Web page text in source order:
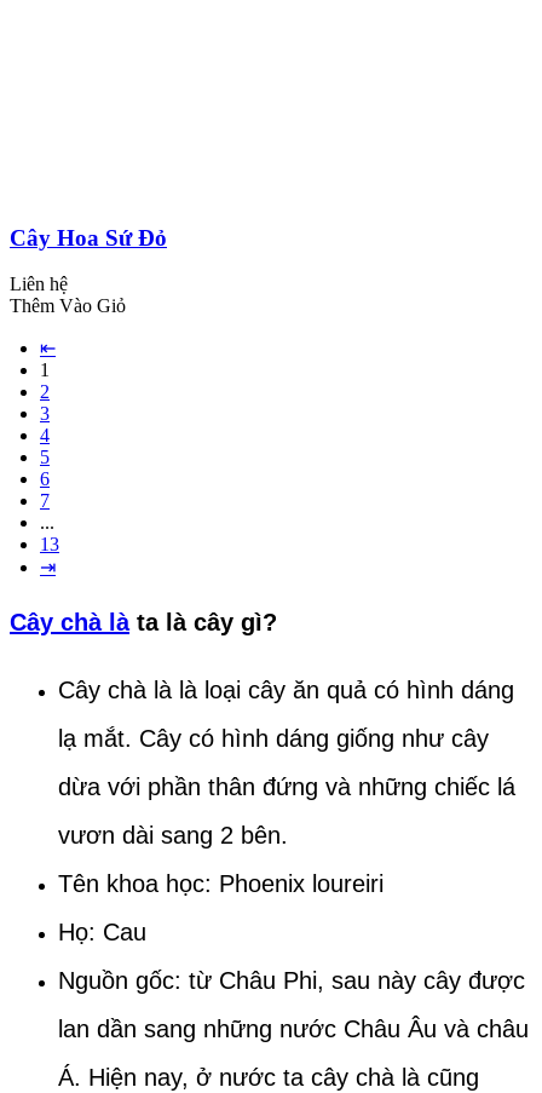
Cây Hoa Sứ Đỏ
Liên hệ
Thêm Vào Giỏ
⇤
1
2
3
4
5
6
7
...
13
⇥
Cây chà làta là cây gì?
Cây chà là là loại cây ăn quả có hình dáng
lạ mắt. Cây có hình dáng giống như cây
dừa với phần thân đứng và những chiếc lá
vươn dài sang 2 bên.
Tên khoa học: Phoenix loureiri
Họ: Cau
Nguồn gốc: từ Châu Phi, sau này cây được
lan dần sang những nước Châu Âu và châu
Á. Hiện nay, ở nước ta cây chà là cũng